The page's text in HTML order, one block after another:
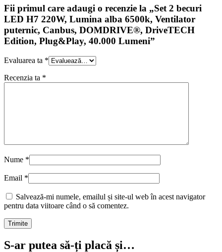
Fii primul care adaugi o recenzie la „Set 2 becuri
LED H7 220W, Lumina alba 6500k, Ventilator
puternic, Canbus, DOMDRIVE®, DriveTECH
Edition, Plug&Play, 40.000 Lumeni”
Evaluarea ta *
Recenzia ta *
Nume *
Email *
Salvează-mi numele, emailul și site-ul web în acest navigator
pentru data viitoare când o să comentez.
S-ar putea să-ți placă și…